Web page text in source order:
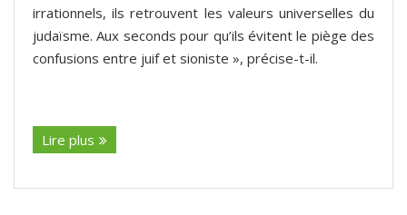
irrationnels, ils retrouvent les valeurs universelles du
judaïsme. Aux seconds pour qu’ils évitent le piège des
confusions entre juif et sioniste », précise-t-il.
Lire plus